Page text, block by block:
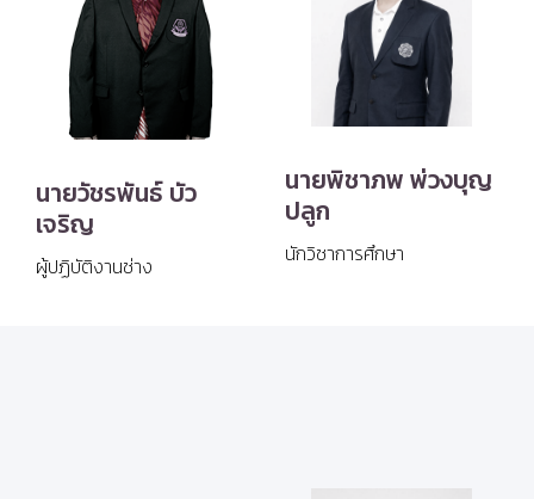
นายวัชรพันธ์ บัว
เจริญ
ผู้ปฏิบัติงานช่าง
นายพิชาภพ พ่วงบุญ
ปลูก
นักวิชาการศึกษา